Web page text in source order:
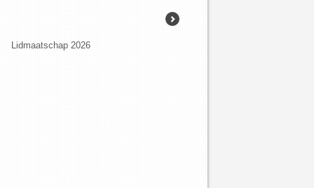
Lidmaatschap 2026